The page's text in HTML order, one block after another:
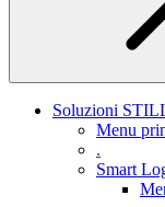
Soluzioni
Menu
.
Smart